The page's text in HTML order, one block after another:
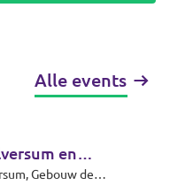
Alle events
en